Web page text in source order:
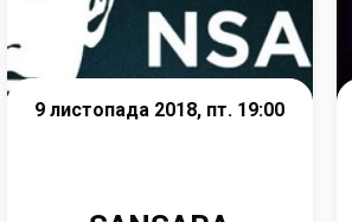
9 листопада 2018, пт. 19:00